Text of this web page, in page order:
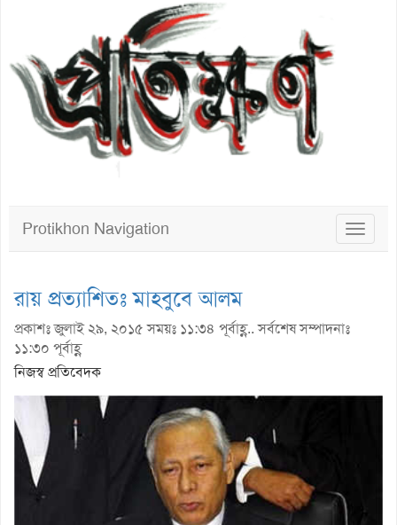
Toggle
Protikhon Navigation
রায় প্রত্যাশিতঃ মাহবুবে আলম
প্রকাশঃ জুলাই ২৯, ২০১৫ সময়ঃ ১১:৩৪ পূর্বাহ্ণ.. সর্বশেষ সম্পাদনাঃ
১১:৩০ পূর্বাহ্ণ
নিজস্ব প্রতিবেদক